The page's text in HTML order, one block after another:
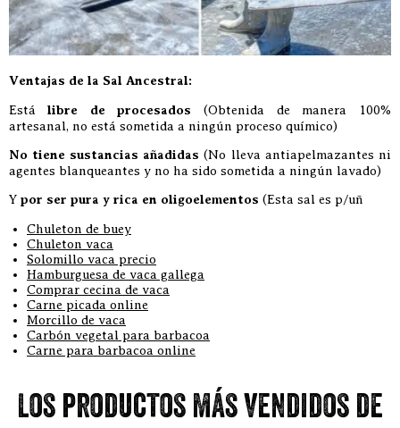
Ventajas de la Sal Ancestral:
Está libre de procesados (Obtenida de manera 100%
artesanal, no está sometida a ningún proceso químico)
No tiene sustancias añadidas (No lleva antiapelmazantes ni
agentes blanqueantes y no ha sido sometida a ningún lavado)
Y por ser pura y rica en oligoelementos (Esta sal es p/uñ
Chuleton de buey
Chuleton vaca
Solomillo vaca precio
Hamburguesa de vaca gallega
Comprar cecina de vaca
Carne picada online
Morcillo de vaca
Carbón vegetal para barbacoa
Carne para barbacoa online
Los productos más vendidos de